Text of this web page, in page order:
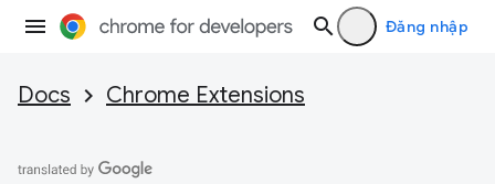
Đăng nhập
Docs Chrome Extensions